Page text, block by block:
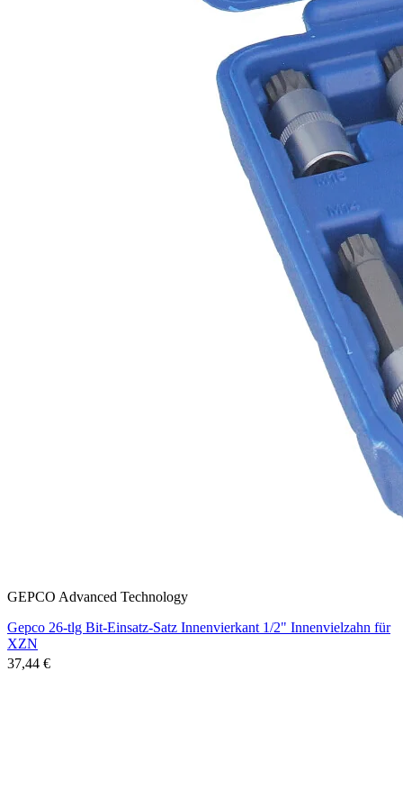
GEPCO Advanced Technology
Gepco 26-tlg Bit-Einsatz-Satz Innenvierkant 1/2" Innenvielzahn für
XZN
37,44 €